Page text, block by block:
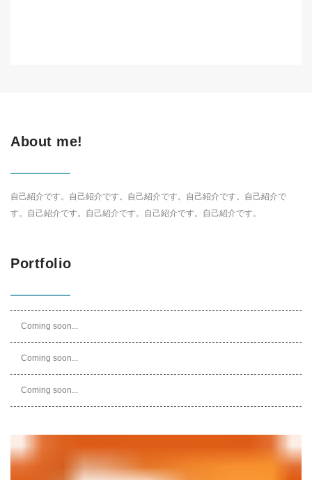
About me!
自己紹介です。自己紹介です。自己紹介です。自己紹介です。自己紹介で
す。自己紹介です。自己紹介です。自己紹介です。自己紹介です。
Portfolio
Coming soon...
Coming soon...
Coming soon...